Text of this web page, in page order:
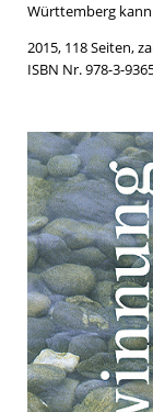
Württemberg
2015, 118 Seiten,
ISBN Nr. 978-3-